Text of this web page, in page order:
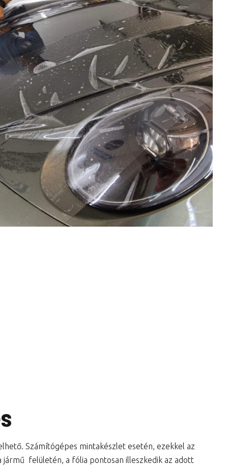
Számítógépes mintakészlet esetén, ezekkel az
felületén, a fólia pontosan illeszkedik az adott